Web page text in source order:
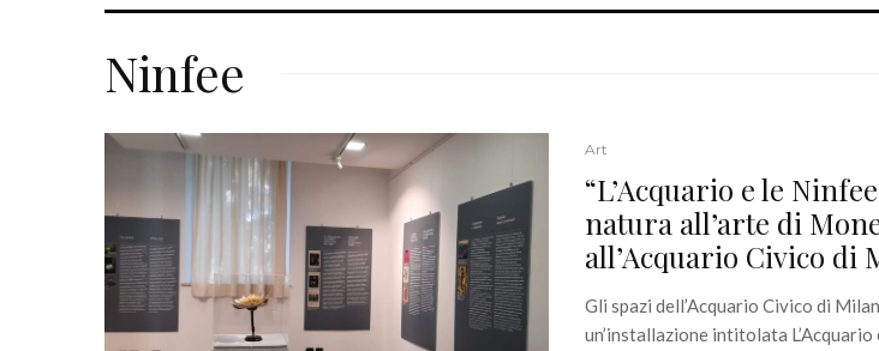
Ninfee
Art
“L’Acquario e le
natura all’arte di
all’Acquario Civico di
Gli spazi dell’Acquario Civico di
un’installazione intitolata L’Acquario